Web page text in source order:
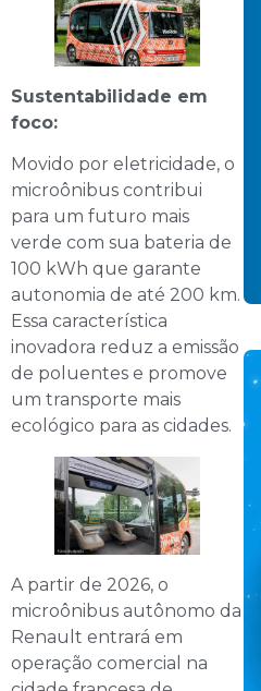
Sustentabilidade em
foco:
Movido por eletricidade, o
microônibus contribui
para um futuro mais
verde com sua bateria de
100 kWh que garante
autonomia de até 200 km.
Essa característica
inovadora reduz a emissão
de poluentes e promove
um transporte mais
ecológico para as cidades.
A partir de 2026, o
microônibus autônomo da
Renault entrará em
operação comercial na